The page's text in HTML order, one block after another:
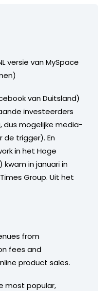
versie van MySpace
van Duitsland)
investeerders
dus mogelijke media-
de trigger). En
in het Hoge
kwam in januari in
Group. Uit het
from
fees and
product sales.
most popular,